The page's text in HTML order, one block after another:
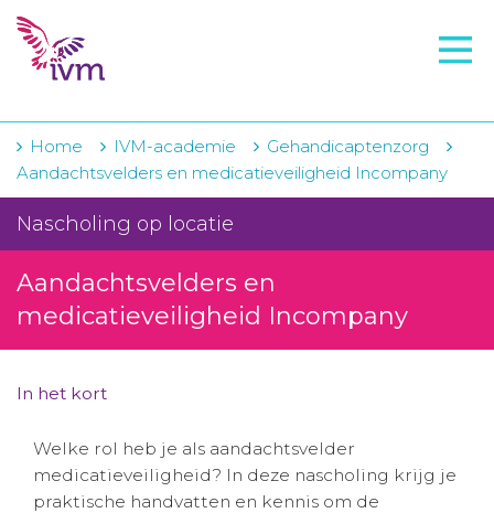
VMI
IVM-academie
Zorginstellingen
Voorschrijfgedrag
Projecten
Over IVM
Winkelwagentje
Home IVM-academie
Gehandicaptenzorg
Aandachtsvelders en medicatieveiligheid Incompany
Nascholing op locatie
Aandachtsvelders en
medicatieveiligheid Incompany
In het kort
Welke rol heb je als aandachtsvelder
medicatieveiligheid? In deze nascholing krijg je
praktische handvatten en kennis om de